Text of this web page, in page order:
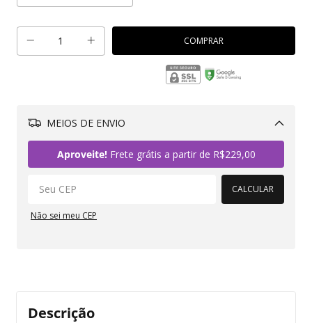
MEIOS DE ENVIO
Aproveite!Frete grátis a partir de R$229,00
CALCULAR
Não sei meu CEP
Descrição